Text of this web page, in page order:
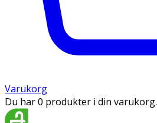
Varukorg
Du har 0 produkter i din varukorg.